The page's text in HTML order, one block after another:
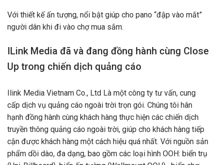
Với thiết kế ấn tượng, nổi bật giúp cho pano “đập vào mắt”
người dân khi đi vào chợ mua sắm.
ILink Media đã và đang đồng hành cùng Close
Up trong chiến dịch quảng cáo
Ilink Media Vietnam Co., Ltd Là một công ty tư vấn, cung
cấp dịch vụ quảng cáo ngoài trời trọn gói. Chúng tôi hân
hạnh đồng hành cùng khách hàng thực hiện các chiến dịch
truyền thông quảng cáo ngoài trời, giúp cho khách hàng tiếp
cận được khách hàng một cách hiệu quá nhất. Với nguồn sản
phẩm dồi dào, đa dạng, bao gồm các loại hình OOH: biển trụ